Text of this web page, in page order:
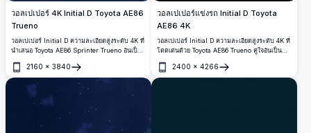
วอลเปเปอร์ 4K Initial D Toyota AE86
Trueno
วอลเปเปอร์ Initial D ความละเอียดสูงระดับ 4K ที่
นำเสนอ Toyota AE86 Sprinter Trueno อันเป็น
เอกลักษณ์ในองค์ประกอบแบบสตูดิโออันน่าตื่นตา
รายละเอียดยานยนต์ที่คมชัด ตัวอักษรภาษาญี่ปุ่น
การไล่เฉดสีน้ำเงินเข้ม และสไตล์คลาสสิก ทำให้
เหมาะสำหรับโทรศัพท์และจอแสดงผลสมัยใหม่
2160 × 3840
เปิด
วอลเปเปอร์แข่งรถ Initial D Toyota
AE86 4K
วอลเปเปอร์ Initial D ความละเอียดสูงระดับ 4K ที่
โดดเด่นด้วย Toyota AE86 Trueno คู่ใจอันเป็น
อันทรงพลัง และสุนทรียภาพแบบอนิเมะสีแดง ดำ
และขาวสุดคลาสสิก เหมาะอย่างยิ่งสำหรับแฟน ๆ
2400 × 4266
เปิด